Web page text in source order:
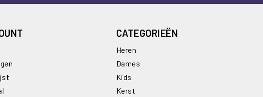
CATEGORIEËN
Heren
Dames
Kids
Kerst